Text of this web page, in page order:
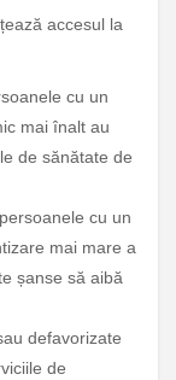
accesul la
cu un
mai înalt au
de sănătate de
cu un
mai mare a
șanse să aibă
defavorizate
de